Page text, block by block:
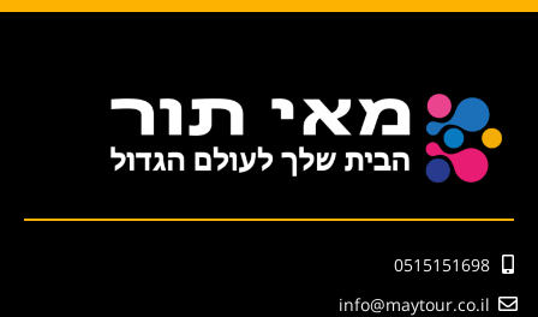
0515151698
info@maytour.co.il